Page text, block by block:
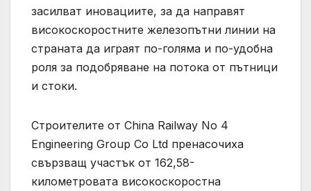
засилват иновациите, за да направят
високоскоростните железопътни линии на
страната да играят по-голяма и по-удобна
роля за подобряване на потока от пътници
и стоки.
Строителите от China Railway No 4
Engineering Group Co Ltd пренасочиха
свързващ участък от 162,58-
километровата високоскоростна